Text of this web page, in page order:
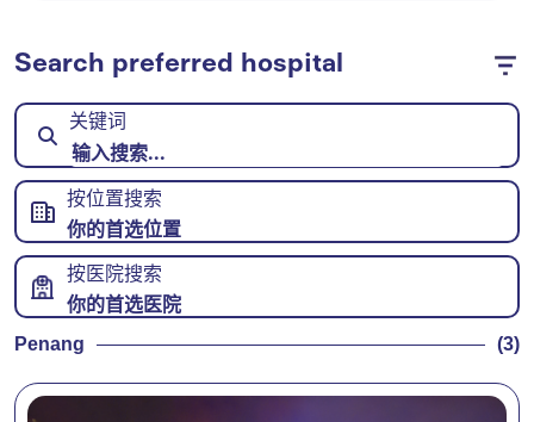
Search preferred hospital
关键词
按位置搜索
你的首选位置
按医院搜索
你的首选医院
Penang (3)